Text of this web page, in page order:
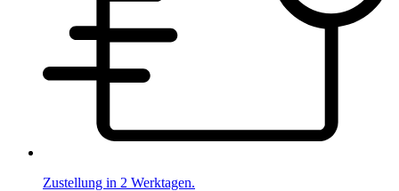
Zustellung in 2 Werktagen.